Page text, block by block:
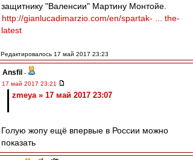
защитнику "Валенсии" Мартину Монтойе.
http://gianlucadimarzio.com/en/spartak- ... the-
latest
Редактировалось 17 май 2017 23:23
Ansfil -
17 май 2017 23:21
zmeya » 17 май 2017 23:07
Голую жопу ещё впервые в России можно
показать